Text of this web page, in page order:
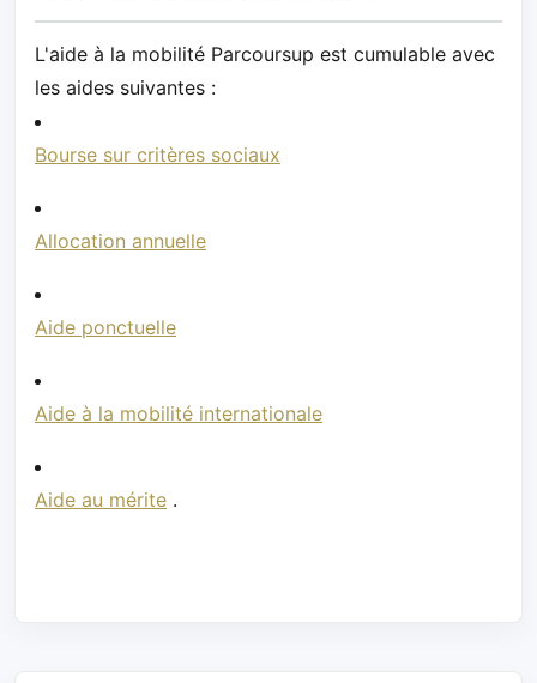
L'aide à la mobilité Parcoursup est cumulable avec
les aides suivantes :
Bourse sur critères sociaux
Allocation annuelle
Aide ponctuelle
Aide à la mobilité internationale
Aide au mérite .